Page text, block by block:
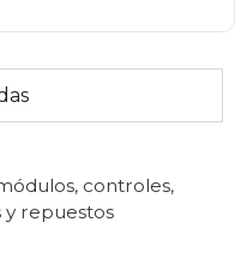
controles,
y repuestos